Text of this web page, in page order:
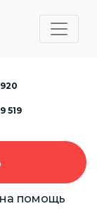
519
помощь